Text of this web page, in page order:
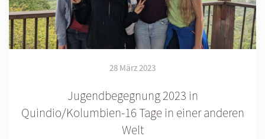
28 März 2023
Jugendbegegnung 2023 in
Quindio/Kolumbien-16 Tage in einer anderen
Welt